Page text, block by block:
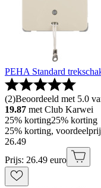
PEHA Standard
(2)Beoordeeld met 5.0
19.87 met Club Karwei
25% korting25% korting
25% korting,
26.49
Prijs: 26.49 euro